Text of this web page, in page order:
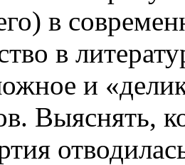
в
в
и
Выяснять,